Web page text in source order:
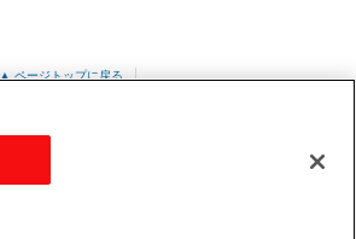
▲ ページトップに戻る